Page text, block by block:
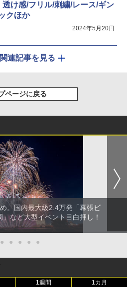
透け感/フリル/刺繍/レース/ギン
クほか
2024年5月20日
連記事を見る
ページに戻る
。国内最大級2.4万発「幕張ビ
など大型イベント目白押し！
● ● ● ● ●
1週間 1カ月